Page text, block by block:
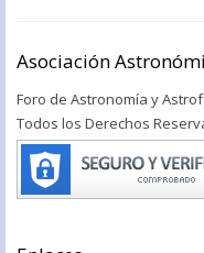
Asociación
Foro de Astronomía y
Todos los Derechos